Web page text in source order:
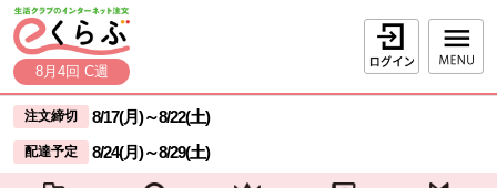
ページの先頭です。
本文へジャンプする。
8月4回 C週
ログイン
ここからサイト内共通メニューです。
サイト内共通メニューをスキップする
注文締切 8/17(月)～8/22(土)
配達予定 8/24(月)～8/29(土)